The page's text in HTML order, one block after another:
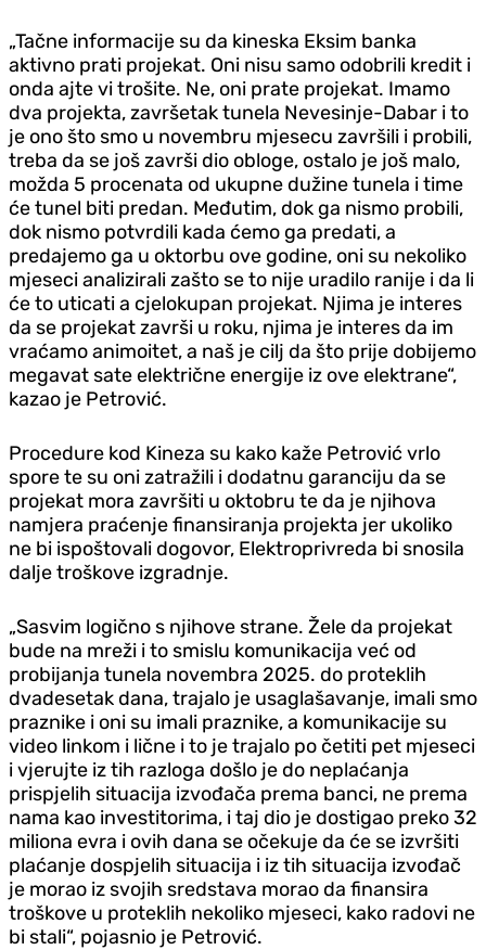
„Tačne informacije su da kineska Eksim banka
aktivno prati projekat. Oni nisu samo odobrili kredit i
onda ajte vi trošite. Ne, oni prate projekat. Imamo
dva projekta, završetak tunela Nevesinje-Dabar i to
je ono što smo u novembru mjesecu završili i probili,
treba da se još završi dio obloge, ostalo je još malo,
možda 5 procenata od ukupne dužine tunela i time
će tunel biti predan. Međutim, dok ga nismo probili,
dok nismo potvrdili kada ćemo ga predati, a
predajemo ga u oktorbu ove godine, oni su nekoliko
mjeseci analizirali zašto se to nije uradilo ranije i da li
će to uticati a cjelokupan projekat. Njima je interes
da se projekat završi u roku, njima je interes da im
vraćamo animoitet, a naš je cilj da što prije dobijemo
megavat sate električne energije iz ove elektrane“,
kazao je Petrović.
Procedure kod Kineza su kako kaže Petrović vrlo
spore te su oni zatražili i dodatnu garanciju da se
projekat mora završiti u oktobru te da je njihova
namjera praćenje finansiranja projekta jer ukoliko
ne bi ispoštovali dogovor, Elektroprivreda bi snosila
dalje troškove izgradnje.
„Sasvim logično s njihove strane. Žele da projekat
bude na mreži i to smislu komunikacija već od
probijanja tunela novembra 2025. do proteklih
dvadesetak dana, trajalo je usaglašavanje, imali smo
praznike i oni su imali praznike, a komunikacije su
video linkom i lične i to je trajalo po četiti pet mjeseci
i vjerujte iz tih razloga došlo je do neplaćanja
prispjelih situacija izvođača prema banci, ne prema
nama kao investitorima, i taj dio je dostigao preko 32
miliona evra i ovih dana se očekuje da će se izvršiti
plaćanje dospjelih situacija i iz tih situacija izvođač
je morao iz svojih sredstava morao da finansira
troškove u proteklih nekoliko mjeseci, kako radovi ne
bi stali“, pojasnio je Petrović.